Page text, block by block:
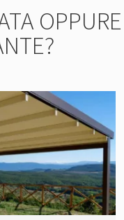
OPPURE